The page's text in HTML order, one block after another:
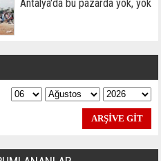
Antalya'da bu pazarda yok, yok